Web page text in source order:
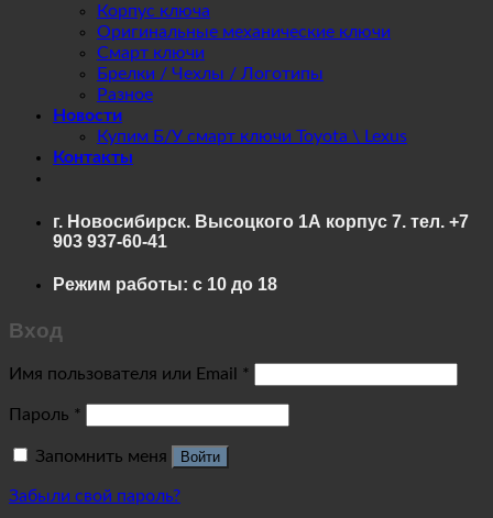
Корпус ключа
Оригинальные механические ключи
Смарт ключи
Брелки / Чехлы / Логотипы
Разное
Новости
Купим Б/У смарт ключи Toyota \ Lexus
Контакты
г. Новосибирск. Высоцкого 1А корпус 7. тел. +7
903 937-60-41
Режим работы: с 10 до 18
Вход
Имя пользователя или Email *
Пароль *
Запомнить меня Войти
Забыли свой пароль?